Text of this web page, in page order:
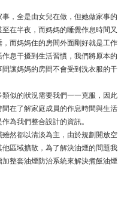
，全是由女兒在做，但她做家事的
至在半夜，而媽媽的睡覺作息時間又
，而媽媽住的房間外面剛好就是工作
作息干擾到生活習慣，我們將原本的
間讓媽媽的房間不會受到洗衣服的干
類似的狀況需要我們一一克服，因此
間在了解家庭成員的作息時間與生活
為我們整合設計的資訊。
雖然都以清淡為主，由於規劃開放空
他區域擴散，為了解決油煙的問題我
加整套油煙防治系統來解決煮飯油煙